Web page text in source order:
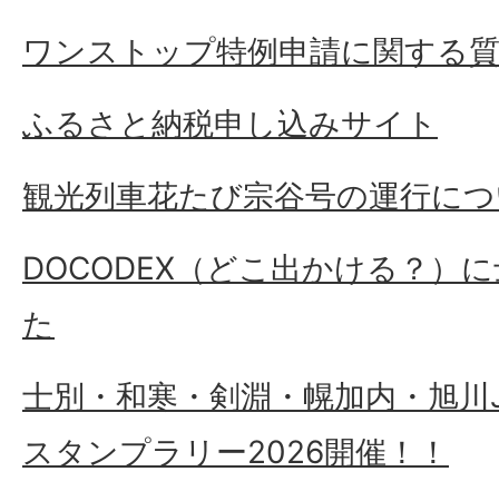
ワンストップ特例申請に関する
ふるさと納税申し込みサイト
観光列車花たび宗谷号の運行に
DOCODEX（どこ出かける？）
た
士別・和寒・剣淵・幌加内・旭
スタンプラリー2026開催！！